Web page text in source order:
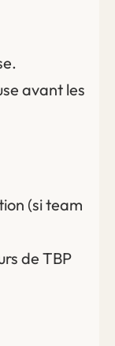
avant les
(si team
de TBP